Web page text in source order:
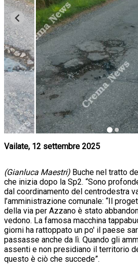
Vailate, 12 settembre 2025
(Gianluca Maestri) Buche nel tratto
che inizia dopo la Sp2. “Sono
dal coordinamento del centrodestra
l’amministrazione comunale: “Il
della via per Azzano è stato
vedono. La famosa macchina
giorni ha rattoppato un po' il paese
passasse anche da lì. Quando gli
assenti e non presidiano il territorio
questo è ciò che succede”.